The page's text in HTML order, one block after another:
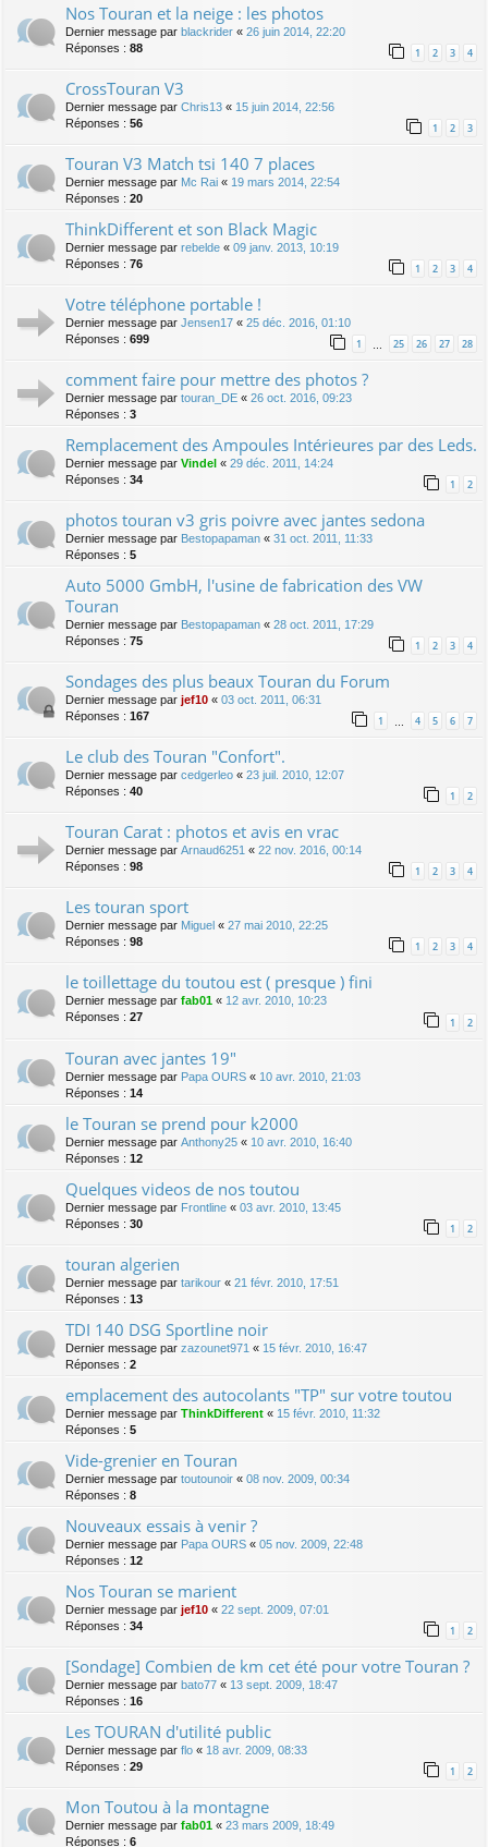
Nos Touran et la neige : les photos
Dernier message par blackrider « 26 juin 2014, 22:20
Réponses : 88 1 2 3 4
CrossTouran V3
Dernier message par Chris13 « 15 juin 2014, 22:56
Réponses : 56 1 2 3
Touran V3 Match tsi 140 7 places
Dernier message par Mc Rai « 19 mars 2014, 22:54
Réponses : 20
ThinkDifferent et son Black Magic
Dernier message par rebelde « 09 janv. 2013, 10:19
Réponses : 76 1 2 3 4
Votre téléphone portable !
Dernier message par Jensen17 « 25 déc. 2016, 01:10
Réponses : 699 1 25 26 27 28
comment faire pour mettre des photos ?
Dernier message par touran_DE « 26 oct. 2016, 09:23
Réponses : 3
Remplacement des Ampoules Intérieures par des Leds.
Dernier message par Vindel « 29 déc. 2011, 14:24
Réponses : 34 1 2
photos touran v3 gris poivre avec jantes sedona
Dernier message par Bestopapaman « 31 oct. 2011, 11:33
Réponses : 5
Auto 5000 GmbH, l'usine de fabrication des VW
Touran
Dernier message par Bestopapaman « 28 oct. 2011, 17:29
Réponses : 75 1 2 3 4
Sondages des plus beaux Touran du Forum
Dernier message par jef10 « 03 oct. 2011, 06:31
Réponses : 167 1 … 4 5 6 7
Le club des Touran "Confort".
Dernier message par cedgerleo « 23 juil. 2010, 12:07
Réponses : 40 1 2
Touran Carat : photos et avis en vrac
Dernier message par Arnaud6251 « 22 nov. 2016, 00:14
Réponses : 98 1 2 3 4
Les touran sport
Dernier message par Miguel « 27 mai 2010, 22:25
Réponses : 98 1 2 3 4
le toillettage du toutou est ( presque ) fini
Dernier message par fab01 « 12 avr. 2010, 10:23
Réponses : 27 1 2
Touran avec jantes 19"
Dernier message par Papa OURS « 10 avr. 2010, 21:03
Réponses : 14
le Touran se prend pour k2000
Dernier message par Anthony25 « 10 avr. 2010, 16:40
Réponses : 12
Quelques videos de nos toutou
Dernier message par Frontline « 03 avr. 2010, 13:45
Réponses : 30 1 2
touran algerien
Dernier message par tarikour « 21 févr. 2010, 17:51
Réponses : 13
TDI 140 DSG Sportline noir
Dernier message par zazounet971 « 15 févr. 2010, 16:47
Réponses : 2
emplacement des autocolants "TP" sur votre toutou
Dernier message par ThinkDifferent « 15 févr. 2010, 11:32
Réponses : 5
Vide-grenier en Touran
Dernier message par toutounoir « 08 nov. 2009, 00:34
Réponses : 8
Nouveaux essais à venir ?
Dernier message par Papa OURS « 05 nov. 2009, 22:48
Réponses : 12
Nos Touran se marient
Dernier message par jef10 « 22 sept. 2009, 07:01
Réponses : 34 1 2
[Sondage] Combien de km cet été pour votre Touran ?
Dernier message par bato77 « 13 sept. 2009, 18:47
Réponses : 16
Les TOURAN d'utilité public
Dernier message par flo « 18 avr. 2009, 08:33
Réponses : 29 1 2
Mon Toutou à la montagne
Dernier message par fab01 « 23 mars 2009, 18:49
Réponses : 6